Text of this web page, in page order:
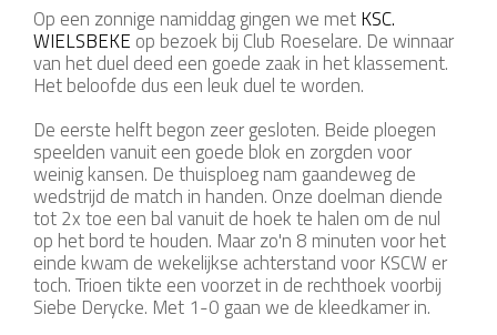
Op een zonnige namiddag gingen we metKSC.
WIELSBEKE op bezoek bij Club Roeselare. De winnaar
van het duel deed een goede zaak in het klassement.
Het beloofde dus een leuk duel te worden.
De eerste helft begon zeer gesloten. Beide ploegen
speelden vanuit een goede blok en zorgden voor
weinig kansen. De thuisploeg nam gaandeweg de
wedstrijd de match in handen. Onze doelman diende
tot 2x toe een bal vanuit de hoek te halen om de nul
op het bord te houden. Maar zo'n 8 minuten voor het
einde kwam de wekelijkse achterstand voor KSCW er
toch. Trioen tikte een voorzet in de rechthoek voorbij
Siebe Derycke. Met 1-0 gaan we de kleedkamer in.